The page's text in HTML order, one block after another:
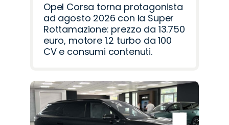
Opel Corsa torna protagonista
ad agosto 2026 con la Super
Rottamazione: prezzo da 13.750
euro, motore 1.2 turbo da 100
CV e consumi contenuti.